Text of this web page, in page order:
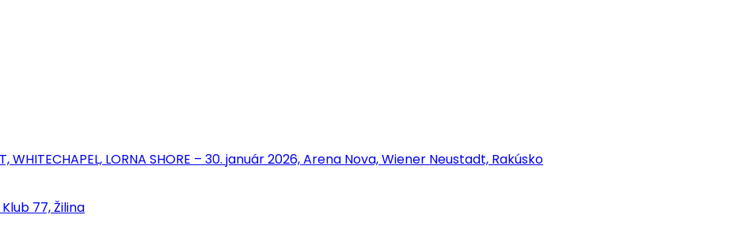
WHITECHAPEL, LORNA SHORE – 30. január 2026, Arena Nova, Wiener Neustadt, Rakúsko
Klub 77, Žilina